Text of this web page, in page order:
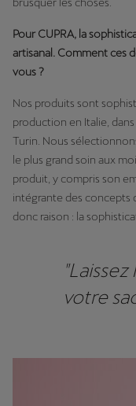
Pour CUPRA, la
artisanal. Comment ces
vous ?
Nos produits sont
production en Italie,
Turin. Nous
le plus grand soin aux
produit, y compris son
intégrante des concepts
donc raison : la
votre